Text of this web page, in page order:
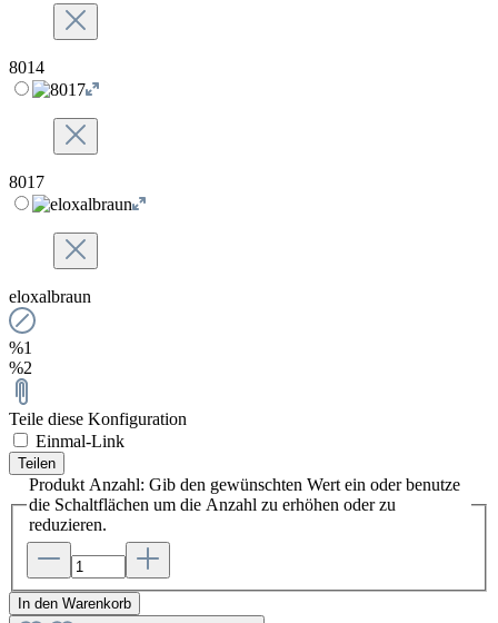
8014
8017
eloxalbraun
%1
%2
Teile diese Konfiguration
Einmal-Link
Teilen
Produkt Anzahl: Gib den gewünschten Wert ein oder benutze
die Schaltflächen um die Anzahl zu erhöhen oder zu
reduzieren.
In den Warenkorb